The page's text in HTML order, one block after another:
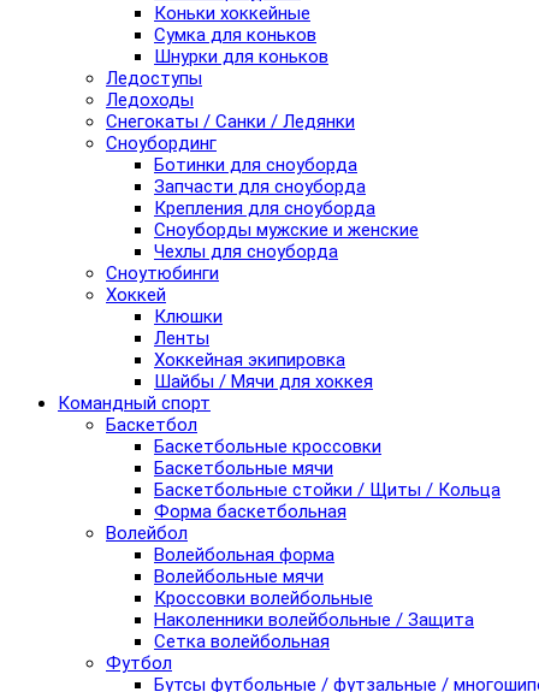
Коньки хоккейные
Сумка для коньков
Шнурки для коньков
Ледоступы
Ледоходы
Снегокаты / Санки / Ледянки
Сноубординг
Ботинки для сноуборда
Запчасти для сноуборда
Крепления для сноуборда
Сноуборды мужские и женские
Чехлы для сноуборда
Сноутюбинги
Хоккей
Клюшки
Ленты
Хоккейная экипировка
Шайбы / Мячи для хоккея
Командный спорт
Баскетбол
Баскетбольные кроссовки
Баскетбольные мячи
Баскетбольные стойки / Щиты / Кольца
Форма баскетбольная
Волейбол
Волейбольная форма
Волейбольные мячи
Кроссовки волейбольные
Наколенники волейбольные / Защита
Сетка волейбольная
Футбол
Бутсы футбольные / футзальные /